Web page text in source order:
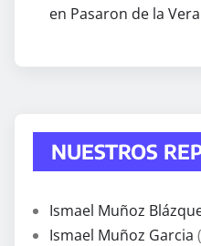
en Pasaron de la Vera
NUESTROS
Ismael Muñoz
Ismael Muñoz Garcia